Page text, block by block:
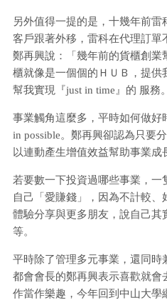
另外值得一提的是，十幾年前
客戶跟著外移，雷科在代理訂單
鄭再興說：「幾年前的貨櫃創
櫃就像是一個個的ＨＵＢ，提供
幫我實現『just in time』的 服務
事業觸角這麼多，平時如何做好
in possible。鄭再興卻認為只要
以連動產生增值效益幫助事業成
若要數一下投資過哪些事業，
自己「愛賺錢」，因為不計較
體驗分享與更多朋友，說自己
等。
平時除了管理多元事業，還同時
都會會長的鄭再興表示喜歡就會
作當作樂趣，今年回到中山大